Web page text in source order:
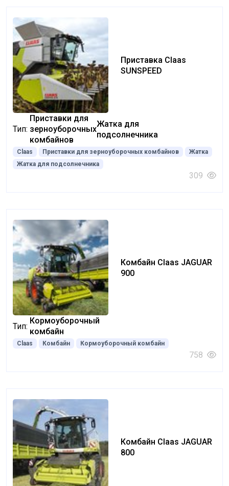
Приставка Claas
SUNSPEED
Тип:
Приставки для
зерноуборочных
комбайнов
Жатка для
подсолнечника
Claas Приставки для зерноуборочных комбайнов
Жатка
Жатка для подсолнечника
309
Комбайн Claas JAGUAR
900
Тип:
Кормоуборочный
комбайн
Claas Комбайн Кормоуборочный комбайн
758
Комбайн Claas JAGUAR
800